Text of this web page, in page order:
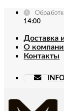
Skip
14:00
Доставка
О
Контакты